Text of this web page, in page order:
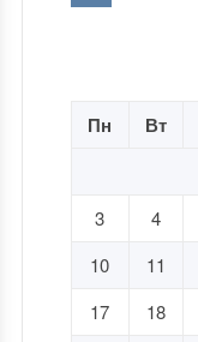
Пн Вт
3
4
10
11
17
18